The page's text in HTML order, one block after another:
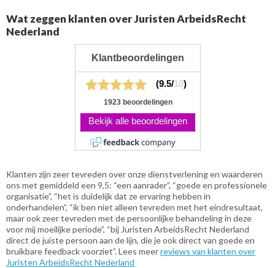
Wat zeggen klanten over Juristen ArbeidsRecht
Nederland
Klanten zijn zeer tevreden over onze dienstverlening en waarderen
ons met gemiddeld een 9,5: “een aanrader”, “goede en professionele
organisatie”, “het is duidelijk dat ze ervaring hebben in
onderhandelen”, “ik ben niet alleen tevreden met het eindresultaat,
maar ook zeer tevreden met de persoonlijke behandeling in deze
voor mij moeilijke periode”, “bij Juristen ArbeidsRecht Nederland
direct de juiste persoon aan de lijn, die je ook direct van goede en
bruikbare feedback voorziet”. Lees meerreviews van klanten over
Juristen ArbeidsRecht Nederland